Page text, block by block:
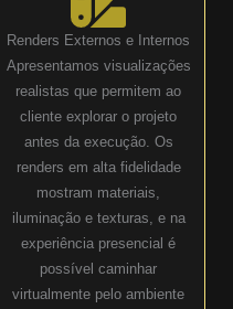
Renders Externos e Internos
Apresentamos visualizações
realistas que permitem ao
cliente explorar o projeto
antes da execução. Os
renders em alta fidelidade
mostram materiais,
iluminação e texturas, e na
experiência presencial é
possível caminhar
virtualmente pelo ambiente